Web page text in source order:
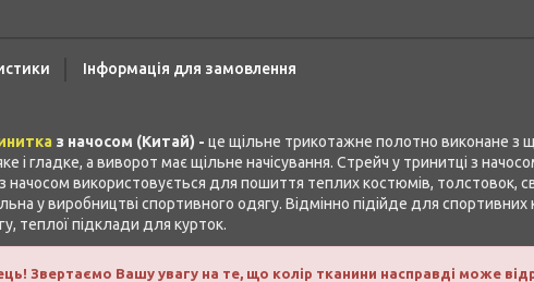
Інформація для замовлення
з начосом (Китай) - це щільне трикотажне полотно виконане з
і гладке, а виворот має щільне начісування. Стрейч у тринитці з
начосом використовується для пошиття теплих костюмів, толстовок,
у виробництві спортивного одягу. Відмінно підійде для спортивних
теплої підклади для курток.
Звертаємо Вашу увагу на те, що колір тканини насправді може